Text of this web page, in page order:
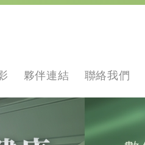
夥伴連結 聯絡我們